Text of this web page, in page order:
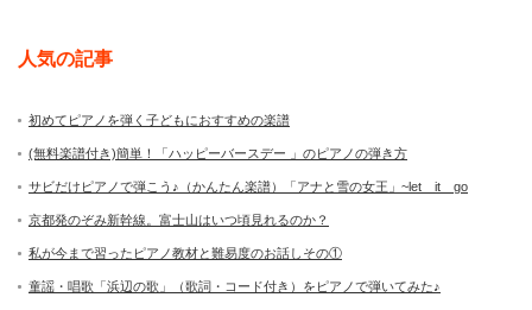
人気の記事
初めてピアノを弾く子どもにおすすめの楽譜
(無料楽譜付き)簡単！「ハッピーバースデー 」のピアノの弾き方
サビだけピアノで弾こう♪（かんたん楽譜）「アナと雪の女王」~let it go
京都発のぞみ新幹線。富士山はいつ頃見れるのか？
私が今まで習ったピアノ教材と難易度のお話しその①
童謡・唱歌「浜辺の歌」（歌詞・コード付き）をピアノで弾いてみた♪